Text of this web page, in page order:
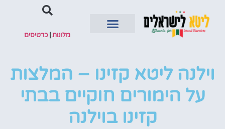
מלונות|כרטיסים
וילנה ליטא קזינו – המלצות
על הימורים חוקיים בבתי
קזינו בוילנה